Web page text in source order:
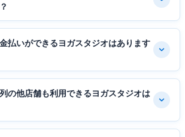
払いができるヨガスタジオはあります
の他店舗も利用できるヨガスタジオは